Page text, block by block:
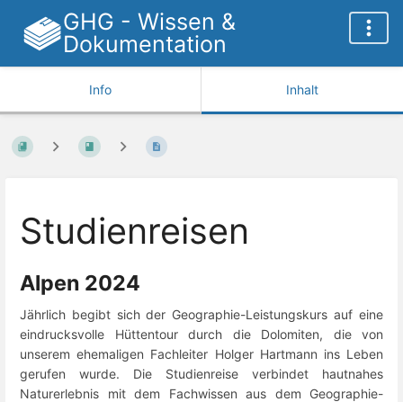
GHG - Wissen &
Dokumentation
Info Inhalt
Studienreisen
Alpen 2024
Jährlich begibt sich der Geographie-Leistungskurs auf eine
eindrucksvolle Hüttentour durch die Dolomiten, die von
unserem ehemaligen Fachleiter Holger Hartmann ins Leben
gerufen wurde. Die Studienreise verbindet hautnahes
Naturerlebnis mit dem Fachwissen aus dem Geographie-